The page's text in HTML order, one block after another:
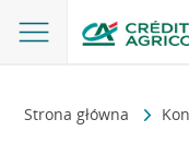
Strona główna